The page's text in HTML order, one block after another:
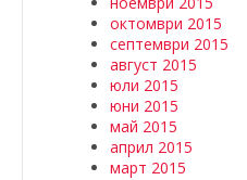
октомври 2015
септември 2015
август 2015
юли 2015
юни 2015
май 2015
април 2015
март 2015